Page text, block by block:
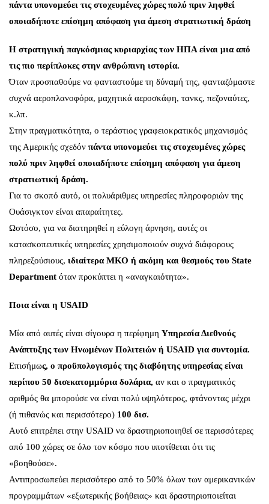
πάντα υπονομεύει τις στοχευμένες χώρες πολύ πριν ληφθεί
οποιαδήποτε επίσημη απόφαση για άμεση στρατιωτική δράση
Η στρατηγική παγκόσμιας κυριαρχίας των ΗΠΑ είναι μια από
τις πιο περίπλοκες στην ανθρώπινη ιστορία.
Όταν προσπαθούμε να φανταστούμε τη δύναμή της, φανταζόμαστε
συχνά αεροπλανοφόρα, μαχητικά αεροσκάφη, τανκς, πεζοναύτες,
κ.λπ.
Στην πραγματικότητα, ο τεράστιος γραφειοκρατικός μηχανισμός
της Αμερικής σχεδόν πάντα υπονομεύει τις στοχευμένες χώρες
πολύ πριν ληφθεί οποιαδήποτε επίσημη απόφαση για άμεση
στρατιωτική δράση.
Για το σκοπό αυτό, οι πολυάριθμες υπηρεσίες πληροφοριών της
Ουάσιγκτον είναι απαραίτητες.
Ωστόσο, για να διατηρηθεί η εύλογη άρνηση, αυτές οι
κατασκοπευτικές υπηρεσίες χρησιμοποιούν συχνά διάφορους
πληρεξούσιους, ιδιαίτερα ΜΚΟ ή ακόμη και θεσμούς του State
Department όταν προκύπτει η «αναγκαιότητα».
Ποια είναι η USAID
Μία από αυτές είναι σίγουρα η περίφημη Υπηρεσία Διεθνούς
Ανάπτυξης των Ηνωμένων Πολιτειών ή USAID για συντομία.
Επισήμως, ο προϋπολογισμός της διαβόητης υπηρεσίας είναι
περίπου 50 δισεκατομμύρια δολάρια, αν και ο πραγματικός
αριθμός θα μπορούσε να είναι πολύ υψηλότερος, φτάνοντας μέχρι
(ή πιθανώς και περισσότερο) 100 δισ.
Αυτό επιτρέπει στην USAID να δραστηριοποιηθεί σε περισσότερες
από 100 χώρες σε όλο τον κόσμο που υποτίθεται ότι τις
«βοηθούσε».
Αντιπροσωπεύει περισσότερο από το 50% όλων των αμερικανικών
προγραμμάτων «εξωτερικής βοήθειας» και δραστηριοποιείται